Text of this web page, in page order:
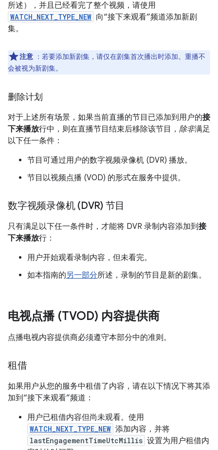
所述），并且已经看完了整个视频，请使用
WATCH_NEXT_TYPE_NEW 向“接下来观看”频道添加新剧
集。
注意 ：若要添加新剧集，请仅在剧集首次播出时添加。重播不
会被视为新剧集。
删除计划
对于上述所有场景，如果当前直播的节目已添加到用户的接
下来播放行中，则在直播节目结束后移除该节目， 除非满足
以下任一条件：
节目可通过用户的数字视频录像机 (DVR) 播放。
节目以视频点播 (VOD) 的形式在服务中提供。
数字视频录像机 (DVR) 节目
只有满足以下任一条件时，才能将 DVR 录制内容添加到接
下来播放行：
用户开始观看录制内容，但未看完。
如本指南的另一部分所述，录制的节目是新的剧集。
电视点播 (TVOD) 内容提供商
点播电视内容提供商必须遵守本部分中的准则。
租借
如果用户从您的服务中租借了内容，请在以下情况下将其添
加到“接下来观看”频道：
用户已租借内容但尚未观看。使用
WATCH_NEXT_TYPE_NEW 添加内容，并将
lastEngagementTimeUtcMillis 设置为用户租借内